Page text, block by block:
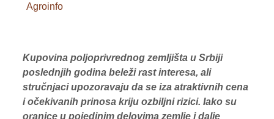
ŽIVA STOKA
BILTENI
Agroinfo
Kupovina poljoprivrednog zemljišta u Srbiji
poslednjih godina beleži rast interesa, ali
stručnjaci upozoravaju da se iza atraktivnih cena
i očekivanih prinosa kriju ozbiljni rizici. Iako su
oranice u pojedinim delovima zemlje i dalje